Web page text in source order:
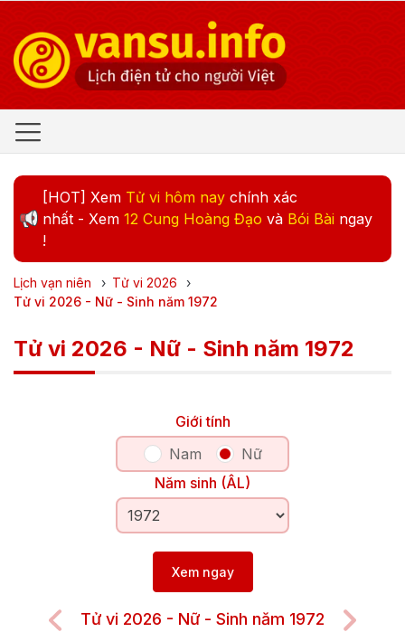
[HOT] Xem Tử vi hôm nay chính xác
nhất - Xem 12 Cung Hoàng Đạo và Bói Bài ngay
!
Lịch vạn niên › Tử vi 2026
›
Tử vi 2026 - Nữ - Sinh năm 1972
Tử vi 2026 - Nữ - Sinh năm 1972
Giới tính
Nam
Nữ
Năm sinh (ÂL)
Xem ngay
Tử vi 2026 - Nữ - Sinh năm 1972